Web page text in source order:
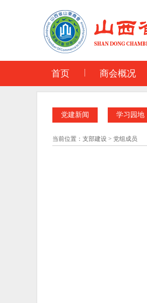
首页 商会概况
党建新闻 学习园地
当前位置： 支部建设 > 党组成员